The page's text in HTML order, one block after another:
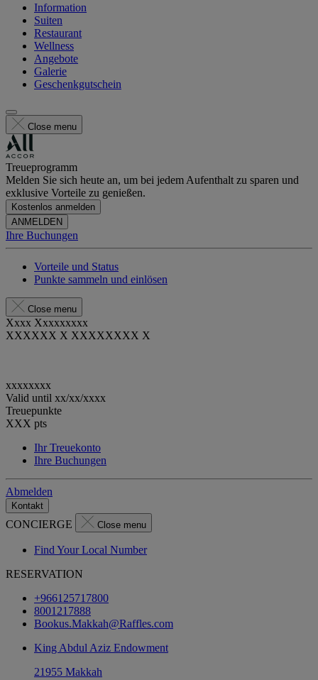
Information
Suiten
Restaurant
Wellness
Angebote
Galerie
Geschenkgutschein
Close menu
Treueprogramm
Melden Sie sich heute an, um bei jedem Aufenthalt zu sparen und
exklusive Vorteile zu genießen.
Kostenlos anmelden
ANMELDEN
Ihre Buchungen
Vorteile und Status
Punkte sammeln und einlösen
Close menu
Xxxx Xxxxxxxxx
XXXXXX X XXXXXXXX X
xxxxxxxx
Valid until xx/xx/xxxx
Treuepunkte
XXX pts
Ihr Treuekonto
Ihre Buchungen
Abmelden
Kontakt
CONCIERGE Close menu
Find Your Local Number
RESERVATION
+966125717800
8001217888
Bookus.Makkah@Raffles.com
King Abdul Aziz Endowment
21955 Makkah